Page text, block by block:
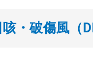
・破傷風（